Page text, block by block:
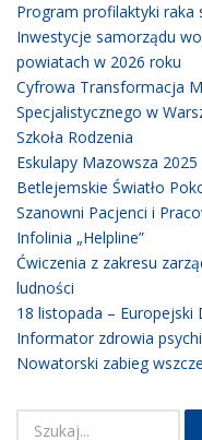
Program profilaktyki raka
Inwestycje samorządu
powiatach w 2026 roku
Cyfrowa Transformacja
Specjalistycznego w
Szkoła Rodzenia
Eskulapy Mazowsza 2025
Betlejemskie Światło
Szanowni Pacjenci i
Infolinia „Helpline”
Ćwiczenia z zakresu
ludności
18 listopada – Europejski
Informator zdrowia
Nowatorski zabieg